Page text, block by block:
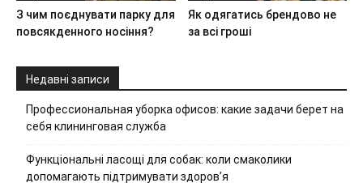
З чим поєднувати парку для
повсякденного носіння?
Як одягатись брендово не
за всі гроші
Недавні записи
Профессиональная уборка офисов: какие задачи берет на
себя клининговая служба
Функціональні ласощі для собак: коли смаколики
допомагають підтримувати здоров’я